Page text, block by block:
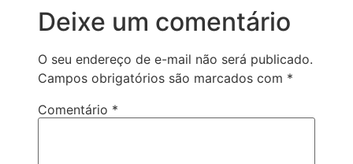
Deixe um comentário
O seu endereço de e-mail não será publicado.
Campos obrigatórios são marcados com *
Comentário *